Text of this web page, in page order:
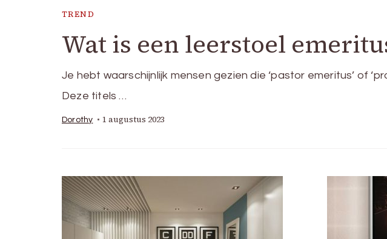
TREND
Wat is een leerstoel
Je hebt waarschijnlijk mensen gezien die ‘pastor emeritus’ of
Deze titels …
Dorothy 1 augustus 2023